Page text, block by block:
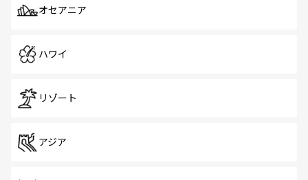
オセアニア
ハワイ
リゾート
アジア